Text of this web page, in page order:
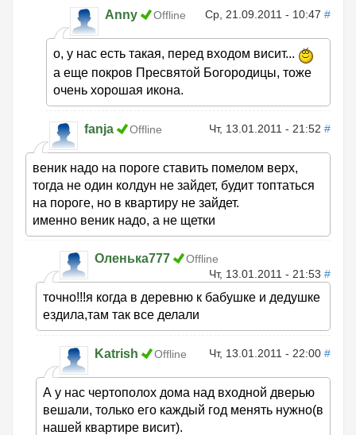
Anny Offline Ср, 21.09.2011 - 10:47 #
о, у нас есть такая, перед входом висит...
а еще покров Пресвятой Богородицы, тоже
очень хорошая икона.
fanja Offline Чт, 13.01.2011 - 21:52 #
веник надо на пороге ставить помелом верх,
тогда не один колдун не зайдет, будит топтаться
на пороге, но в квартиру не зайдет.
именно веник надо, а не щетки
Оленька777
Offline
Чт, 13.01.2011 - 21:53 #
точно!!!я когда в деревню к бабушке и дедушке
ездила,там так все делали
Katrish Offline Чт, 13.01.2011 - 22:00 #
А у нас чертополох дома над входной дверью
вешали, только его каждый год менять нужно(в
нашей квартире висит).